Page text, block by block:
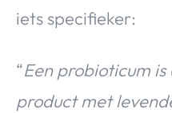
iets specifieker:
“Een probioticum
product met